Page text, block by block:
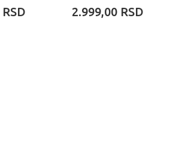
RSD 2.999,00 RSD